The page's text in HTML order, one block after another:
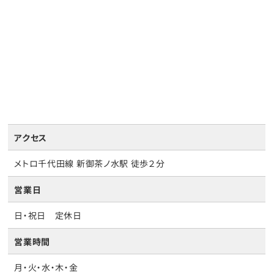
アクセス
メトロ千代田線 新御茶ノ水駅 徒歩２分
営業日
日・祝日 定休日
営業時間
月・火・水・木・金